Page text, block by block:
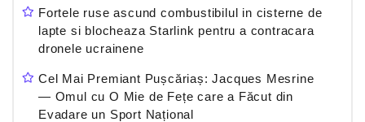
Fortele ruse ascund combustibilul in cisterne de
lapte si blocheaza Starlink pentru a contracara
dronele ucrainene
Cel Mai Premiant Pușcăriaș: Jacques Mesrine
— Omul cu O Mie de Fețe care a Făcut din
Evadare un Sport Național